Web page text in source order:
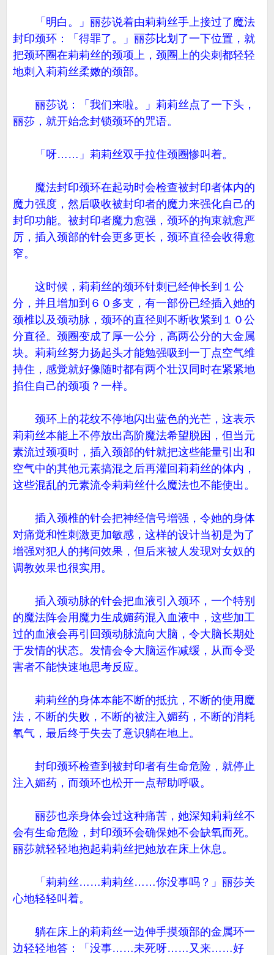
「明白。」丽莎说着由莉莉丝手上接过了魔法
封印颈环：「得罪了。」丽莎比划了一下位置，就
把颈环圈在莉莉丝的颈项上，颈圈上的尖刺都轻轻
地刺入莉莉丝柔嫩的颈部。
丽莎说：「我们来啦。」莉莉丝点了一下头，
丽莎，就开始念封锁颈环的咒语。
「呀……」莉莉丝双手拉住颈圈惨叫着。
魔法封印颈环在起动时会检查被封印者体内的
魔力强度，然后吸收被封印者的魔力来强化自己的
封印功能。被封印者魔力愈强，颈环的拘束就愈严
厉，插入颈部的针会更多更长，颈环直径会收得愈
窄。
这时候，莉莉丝的颈环针刺已经伸长到１公
分，并且增加到６０多支，有一部份已经插入她的
颈椎以及颈动脉，颈环的直径则不断收紧到１０公
分直径。颈圈变成了厚一公分，高两公分的大金属
块。莉莉丝努力扬起头才能勉强吸到一丁点空气维
持住，感觉就好像随时都有两个壮汉同时在紧紧地
掐住自己的颈项？一样。
颈环上的花纹不停地闪出蓝色的光芒，这表示
莉莉丝本能上不停放出高阶魔法希望脱困，但当元
素流过颈项时，插入颈部的针就把这些能量引出和
空气中的其他元素搞混之后再灌回莉莉丝的体内，
这些混乱的元素流令莉莉丝什么魔法也不能使出。
插入颈椎的针会把神经信号增强，令她的身体
对痛觉和性刺激更加敏感，这样的设计当初是为了
增强对犯人的拷问效果，但后来被人发现对女奴的
调教效果也很实用。
插入颈动脉的针会把血液引入颈环，一个特别
的魔法阵会用魔力生成媚药混入血液中，这些加工
过的血液会再引回颈动脉流向大脑，令大脑长期处
于发情的状态。发情会令大脑运作减缓，从而令受
害者不能快速地思考反应。
莉莉丝的身体本能不断的抵抗，不断的使用魔
法，不断的失败，不断的被注入媚药，不断的消耗
氧气，最后终于失去了意识躺在地上。
封印颈环检查到被封印者有生命危险，就停止
注入媚药，而颈环也松开一点帮助呼吸。
丽莎也亲身体会过这种痛苦，她深知莉莉丝不
会有生命危险，封印颈环会确保她不会缺氧而死。
丽莎就轻轻地抱起莉莉丝把她放在床上休息。
「莉莉丝……莉莉丝……你没事吗？」丽莎关
心地轻轻叫着。
躺在床上的莉莉丝一边伸手摸颈部的金属环一
边轻轻地答：「没事……未死呀……又来……好